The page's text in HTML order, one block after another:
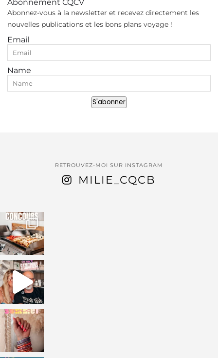
Abonnement CQCV
Abonnez-vous à la newsletter et recevez directement les
nouvelles publications et les bons plans voyage !
Email
Name
S'abonner
RETROUVEZ-MOI SUR INSTAGRAM
MILIE_CQCB